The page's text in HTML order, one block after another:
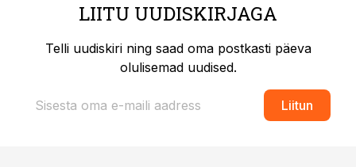
LIITU UUDISKIRJAGA
Telli uudiskiri ning saad oma postkasti päeva
olulisemad uudised.
Liitun